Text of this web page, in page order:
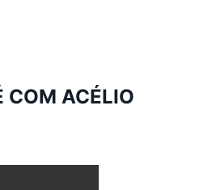
COM ACÉLIO